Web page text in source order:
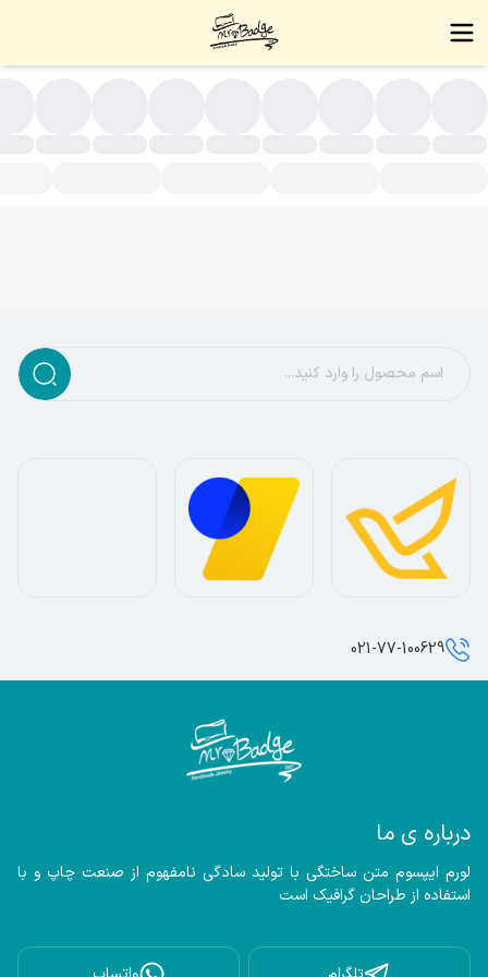
درباره ی ما
استفاده از طراحان گرافیک است
021-77-100629